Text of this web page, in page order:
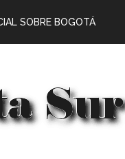
SOBRE BOGOTÁ